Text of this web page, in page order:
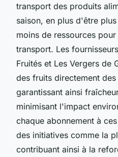
transport des produits
saison, en plus d'être
moins de ressources
transport. Les
Fruités et Les Vergers de
des fruits directement
garantissant ainsi
minimisant l'impact
chaque abonnement à
des initiatives comme la
contribuant ainsi à la